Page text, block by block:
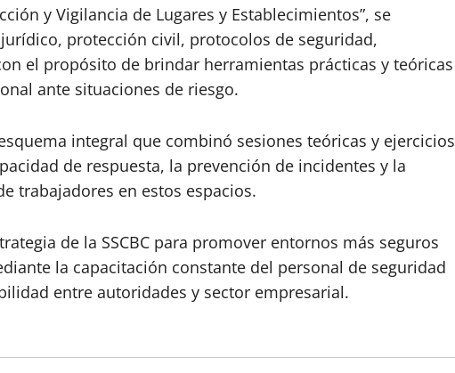
y Vigilancia de Lugares y Establecimientos”, se
protección civil, protocolos de seguridad,
el propósito de brindar herramientas prácticas y teóricas
ante situaciones de riesgo.
integral que combinó sesiones teóricas y ejercicios
de respuesta, la prevención de incidentes y la
trabajadores en estos espacios.
de la SSCBC para promover entornos más seguros
la capacitación constante del personal de seguridad
entre autoridades y sector empresarial.